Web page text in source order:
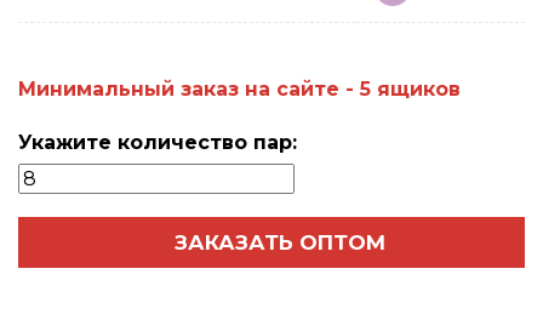
Минимальный заказ на сайте - 5 ящиков
Укажите количество пар:
ЗАКАЗАТЬ ОПТОМ